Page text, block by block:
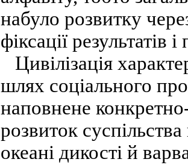
набуло розвитку
фіксації результатів
Цивілізація
шлях соціального
наповнене
розвиток
океані дикості й